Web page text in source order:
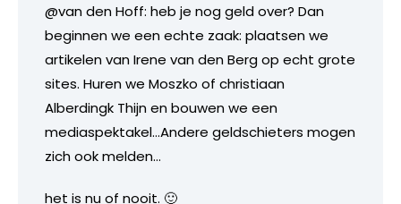
@van den Hoff: heb je nog geld over? Dan
beginnen we een echte zaak: plaatsen we
artikelen van Irene van den Berg op echt grote
sites. Huren we Moszko of christiaan
Alberdingk Thijn en bouwen we een
mediaspektakel…Andere geldschieters mogen
zich ook melden…
het is nu of nooit. 🙂